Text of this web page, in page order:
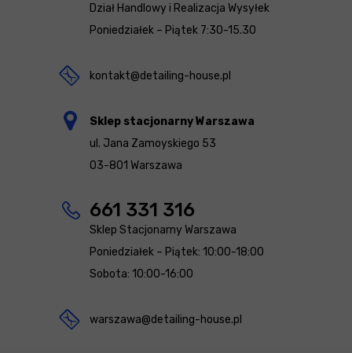
Dział Handlowy i Realizacja Wysyłek
Poniedziałek – Piątek 7:30-15.30
kontakt@detailing-house.pl
Sklep stacjonarny Warszawa
ul. Jana Zamoyskiego 53
03-801 Warszawa
661 331 316
Sklep Stacjonarny Warszawa
Poniedziałek – Piątek: 10:00-18:00
Sobota: 10:00-16:00
warszawa@detailing-house.pl